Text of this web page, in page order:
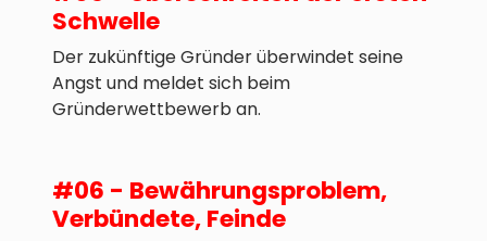
Schwelle
Der zukünftige Gründer überwindet seine
Angst und meldet sich beim
Gründerwettbewerb an.
#06 - Bewährungsproblem,
Verbündete, Feinde